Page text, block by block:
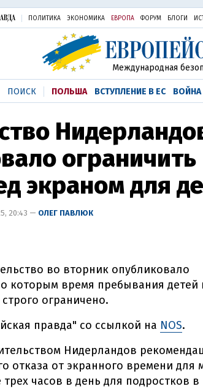
ПОЛИТИКА ЭКОНОМИКА ЕВРОПА ФОРУМ БЛОГИ
Международная
ПОИСК ПОЛЬША ВСТУПЛЕНИЕ В ЕС
ограничить
экраном для
20:43 — ОЛЕГ ПАВЛЮК
во вторник опубликовало
которым время пребывания детей
ограничено.
правда" со ссылкой на NOS.
Нидерландов
отказа от экранного времени для
часов в день для подростков в